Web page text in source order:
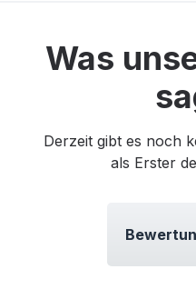
Was
Derzeit gibt es noch
als Erster